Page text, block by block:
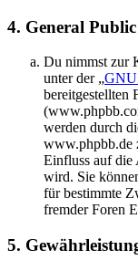
4. General
Du nimmst zur
unter der „GNU
bereitgestellten
werden durch
www.phpbb.de
Einfluss auf die
wird. Sie
für bestimmte
fremder Foren
5.